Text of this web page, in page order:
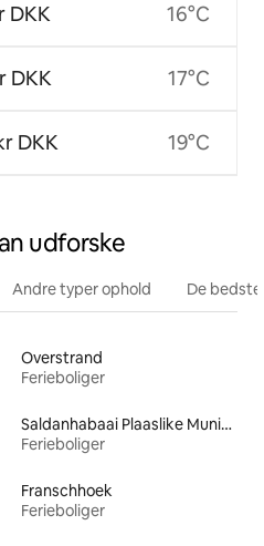
DKK
DKK
DKK
16°C
17°C
19°C
udforske
Andre typer ophold De
Overstrand
Ferieboliger
Saldanhabaai Plaaslike Munisipaliteit
Ferieboliger
Franschhoek
Ferieboliger